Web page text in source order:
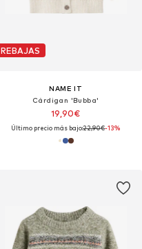
REBAJAS
NAME IT
Cárdigan 'Bubba'
19,90€
Último precio más bajo:22,90€-13%